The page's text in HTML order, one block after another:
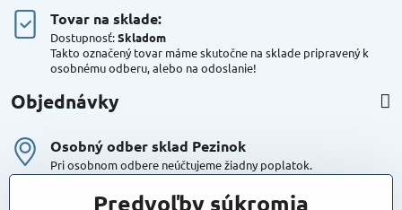
Tovar na sklade:
Dostupnosť:Skladom
Takto označený tovar máme skutočne na sklade pripravený k
osobnému odberu, alebo na odoslanie!
Objednávky
Osobný odber sklad Pezinok
Pri osobnom odbere neúčtujeme žiadny poplatok.
Kuriér DPD , Geis
Predvoľby súkromia